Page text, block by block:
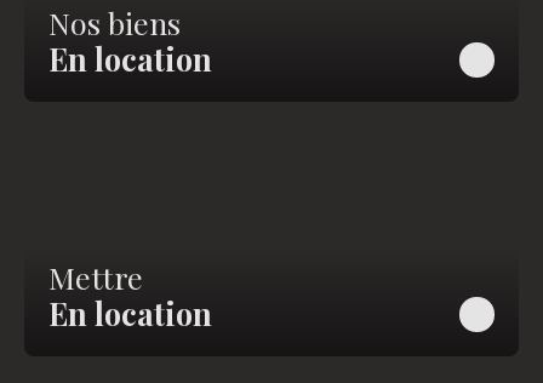
Nos biens
En location
Mettre
En location